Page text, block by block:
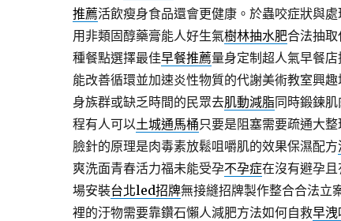
推薦活飲瘦身食品還會更健康。於蟲咬症狀與
用非類固醇藥膏能人好生氣樹林抽水肥合法抽
種餐點選擇最佳早餐推薦量身定制超人氣早餐
能改善循環並加速炎性物質的代謝美術教室興趣
身族群或缺乏時間的民眾去肌動減脂同時鍛鍊
程有人可以土城通馬桶只要是阻塞需要疏通大
臉針的原理是肉毒素放鬆咀嚼肌的效果保濕配方
爽洗面青春活力福未能受孕不孕症在沒有避孕
場安裝台北led招牌無接縫招牌製作整合合法立
裡的汙物需要靠鑽石懶人減肥方法如何自救早洩